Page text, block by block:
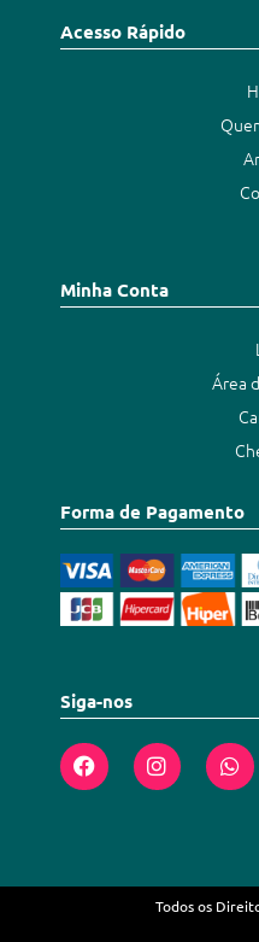
Acesso Rápido
Minha Conta
Área
Forma de Pagamento
Siga-nos
Todos os